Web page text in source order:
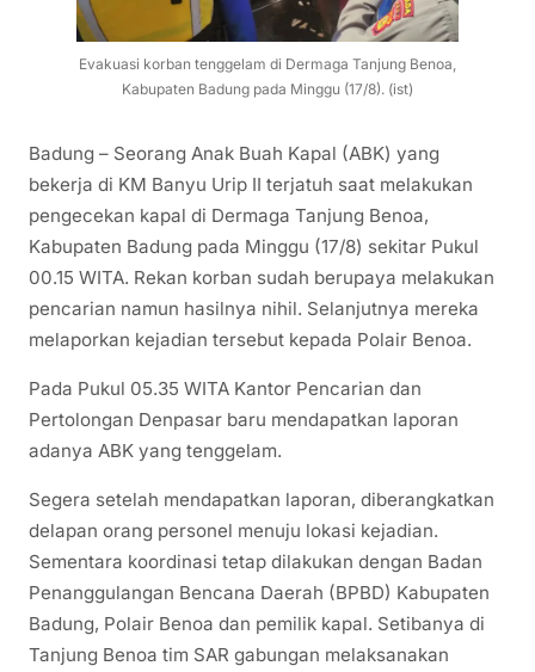
Evakuasi korban tenggelam di Dermaga Tanjung Benoa,
Kabupaten Badung pada Minggu (17/8). (ist)
Badung – Seorang Anak Buah Kapal (ABK) yang
bekerja di KM Banyu Urip II terjatuh saat melakukan
pengecekan kapal di Dermaga Tanjung Benoa,
Kabupaten Badung pada Minggu (17/8) sekitar Pukul
00.15 WITA. Rekan korban sudah berupaya melakukan
pencarian namun hasilnya nihil. Selanjutnya mereka
melaporkan kejadian tersebut kepada Polair Benoa.
Pada Pukul 05.35 WITA Kantor Pencarian dan
Pertolongan Denpasar baru mendapatkan laporan
adanya ABK yang tenggelam.
Segera setelah mendapatkan laporan, diberangkatkan
delapan orang personel menuju lokasi kejadian.
Sementara koordinasi tetap dilakukan dengan Badan
Penanggulangan Bencana Daerah (BPBD) Kabupaten
Badung, Polair Benoa dan pemilik kapal. Setibanya di
Tanjung Benoa tim SAR gabungan melaksanakan